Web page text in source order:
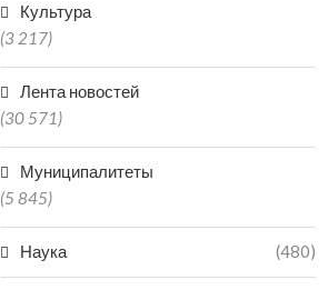
Культура
(3 217)
Лента новостей
(30 571)
Муниципалитеты
(5 845)
Наука (480)